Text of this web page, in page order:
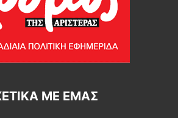
ΜΕ ΕΜΆΣ